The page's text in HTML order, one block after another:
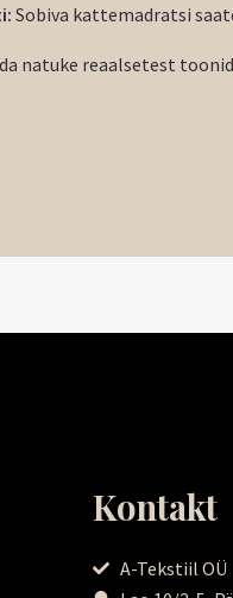
Sobiva kattemadratsi
natuke reaalsetest
Kontakt
A-Tekstiil OÜ